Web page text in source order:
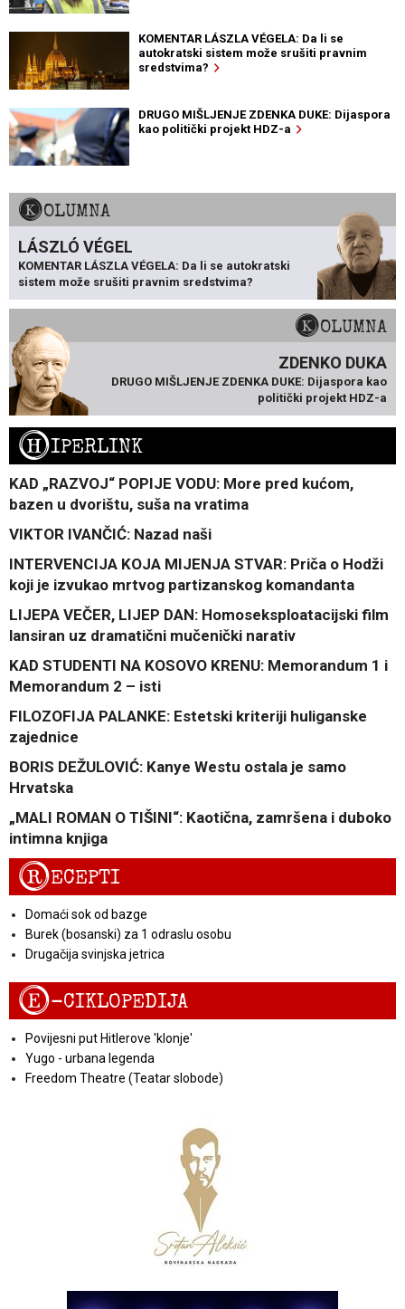
KOMENTAR LÁSZLA VÉGELA: Da li se
autokratski sistem može srušiti pravnim
sredstvima?
DRUGO MIŠLJENJE ZDENKA DUKE: Dijaspora
kao politički projekt HDZ-a
KOLUMNA
LÁSZLÓ VÉGEL
KOMENTAR LÁSZLA VÉGELA: Da li se autokratski
sistem može srušiti pravnim sredstvima?
KOLUMNA
ZDENKO DUKA
DRUGO MIŠLJENJE ZDENKA DUKE: Dijaspora kao
politički projekt HDZ-a
HIPERLINK
KAD „RAZVOJ“ POPIJE VODU: More pred kućom,
bazen u dvorištu, suša na vratima
VIKTOR IVANČIĆ: Nazad naši
INTERVENCIJA KOJA MIJENJA STVAR: Priča o Hodži
koji je izvukao mrtvog partizanskog komandanta
LIJEPA VEČER, LIJEP DAN: Homoseksploatacijski film
lansiran uz dramatični mučenički narativ
KAD STUDENTI NA KOSOVO KRENU: Memorandum 1 i
Memorandum 2 – isti
FILOZOFIJA PALANKE: Estetski kriteriji huliganske
zajednice
BORIS DEŽULOVIĆ: Kanye Westu ostala je samo
Hrvatska
„MALI ROMAN O TIŠINI“: Kaotična, zamršena i duboko
intimna knjiga
RECEPTI
Domaći sok od bazge
Burek (bosanski) za 1 odraslu osobu
Drugačija svinjska jetrica
E-CIKLOPEDIJA
Povijesni put Hitlerove 'klonje'
Yugo - urbana legenda
Freedom Theatre (Teatar slobode)